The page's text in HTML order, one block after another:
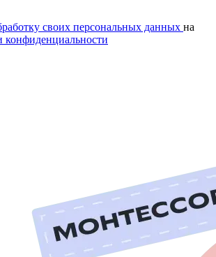
своих персональных данных на
конфиденциальности